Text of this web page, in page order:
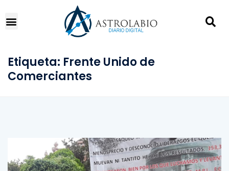
Etiqueta: Frente Unido de
Comerciantes